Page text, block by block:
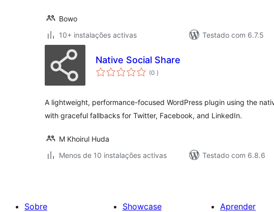
Bowo
10+ instalações activas
Testado com 6.7.5
Native Social Share
(0 classificações
)
A lightweight, performance-focused WordPress plugin using the
with graceful fallbacks for Twitter, Facebook, and LinkedIn.
M Khoirul Huda
Menos de 10 instalações activas
Testado com 6.8.6
Sobre
Showcase
Aprender